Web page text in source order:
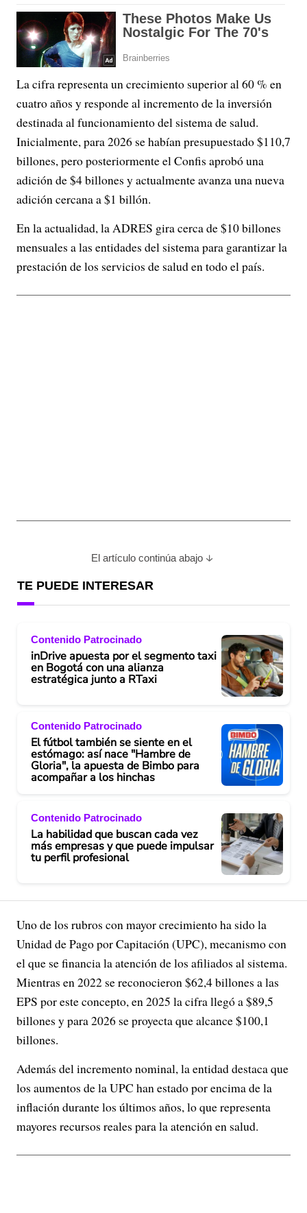
La cifra representa un crecimiento superior al 60 % en
cuatro años y responde al incremento de la inversión
destinada al funcionamiento del sistema de salud.
Inicialmente, para 2026 se habían presupuestado $110,7
billones, pero posteriormente el Confis aprobó una
adición de $4 billones y actualmente avanza una nueva
adición cercana a $1 billón.
En la actualidad, la ADRES gira cerca de $10 billones
mensuales a las entidades del sistema para garantizar la
prestación de los servicios de salud en todo el país.
El artículo continúa abajo
TE PUEDE INTERESAR
Contenido Patrocinado
inDrive apuesta por el segmento taxi
en Bogotá con una alianza
estratégica junto a RTaxi
Contenido Patrocinado
El fútbol también se siente en el
estómago: así nace "Hambre de
Gloria", la apuesta de Bimbo para
acompañar a los hinchas
Contenido Patrocinado
La habilidad que buscan cada vez
más empresas y que puede impulsar
tu perfil profesional
Uno de los rubros con mayor crecimiento ha sido la
Unidad de Pago por Capitación (UPC), mecanismo con
el que se financia la atención de los afiliados al sistema.
Mientras en 2022 se reconocieron $62,4 billones a las
EPS por este concepto, en 2025 la cifra llegó a $89,5
billones y para 2026 se proyecta que alcance $100,1
billones.
Además del incremento nominal, la entidad destaca que
los aumentos de la UPC han estado por encima de la
inflación durante los últimos años, lo que representa
mayores recursos reales para la atención en salud.